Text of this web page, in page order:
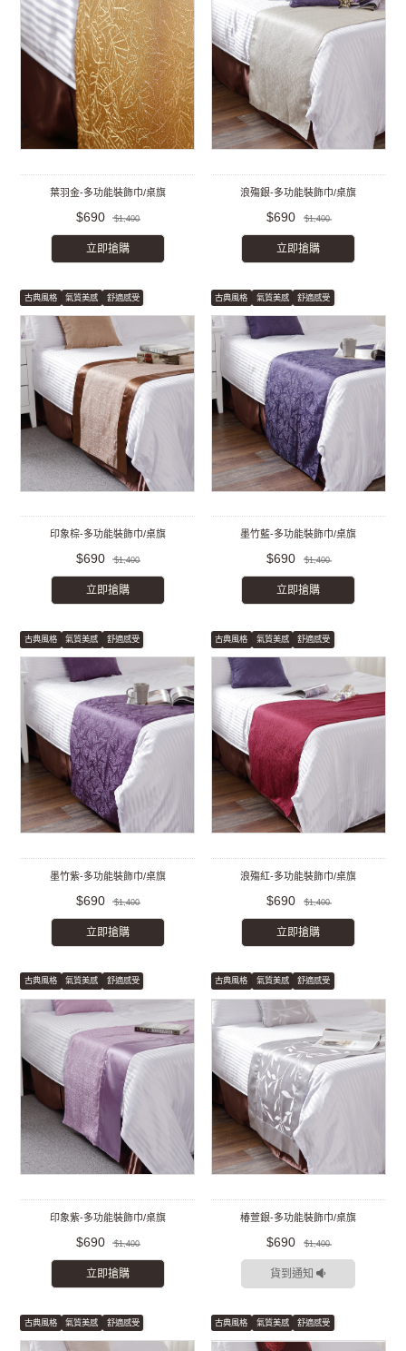
葉羽金-多功能裝飾巾/桌旗
$690 $1,400
立即搶購
浪殤銀-多功能裝飾巾/桌旗
$690 $1,400
立即搶購
古典風格 氣質美感 舒適感受
印象棕-多功能裝飾巾/桌旗
$690 $1,400
立即搶購
古典風格 氣質美感 舒適感受
墨竹藍-多功能裝飾巾/桌旗
$690 $1,400
立即搶購
古典風格 氣質美感 舒適感受
墨竹紫-多功能裝飾巾/桌旗
$690 $1,400
立即搶購
古典風格 氣質美感 舒適感受
浪殤紅-多功能裝飾巾/桌旗
$690 $1,400
立即搶購
古典風格 氣質美感 舒適感受
印象紫-多功能裝飾巾/桌旗
$690 $1,400
立即搶購
古典風格 氣質美感 舒適感受
椿萱銀-多功能裝飾巾/桌旗
$690 $1,400
貨到通知
古典風格 氣質美感 舒適感受 古典風格 氣質美感 舒適感受